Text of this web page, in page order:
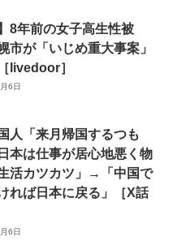
8年前の女子高生性被
市が「いじめ重大事案」
livedoor］
6日
人「来月帰国するつも
本は仕事が居心地悪く物
活カツカツ」→「中国で
れば日本に戻る」［X話
6日